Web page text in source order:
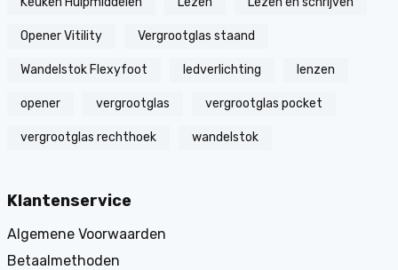
Opener Vitility Vergrootglas staand
Wandelstok Flexyfoot ledverlichting lenzen
opener vergrootglas vergrootglas pocket
vergrootglas rechthoek wandelstok
Klantenservice
Algemene Voorwaarden
Betaalmethoden